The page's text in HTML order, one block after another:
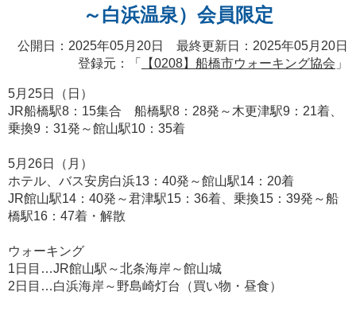
～白浜温泉）会員限定
公開日：2025年05月20日 最終更新日：2025年05月20日
登録元：「
【0208】船橋市ウォーキング協会 」
5月25日（日）
JR船橋駅8：15集合 船橋駅8：28発～木更津駅9：21着、
乗換9：31発～館山駅10：35着
5月26日（月）
ホテル、バス安房白浜13：40発～館山駅14：20着
JR館山駅14：40発～君津駅15：36着、乗換15：39発～船
橋駅16：47着・解散
ウォーキング
1日目…JR館山駅～北条海岸～館山城
2日目…白浜海岸～野島崎灯台（買い物・昼食）